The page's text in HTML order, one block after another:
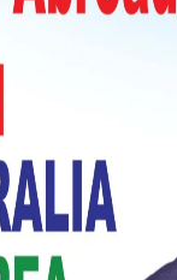
तयारी हो ।
बोलेको